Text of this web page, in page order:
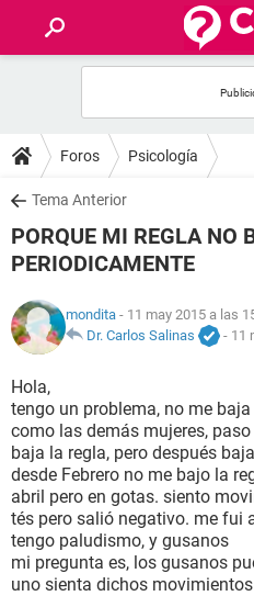
FOROS
SALUD
FAMILIA
NUTRICIÓN
SEXUALIDAD
GLOSARIO
Foros Psicología
Tema Anterior
PORQUE MI REGLA NO
PERIODICAMENTE
mondita - 11 may 2015 a las
Dr. Carlos Salinas
- 11
Hola,
tengo un problema, no me
como las demás mujeres,
baja la regla, pero después
desde Febrero no me bajo la
abril pero en gotas. siento
tés pero salió negativo. me fui
tengo paludismo, y gusanos
mi pregunta es, los gusanos
uno sienta dichos movimientos